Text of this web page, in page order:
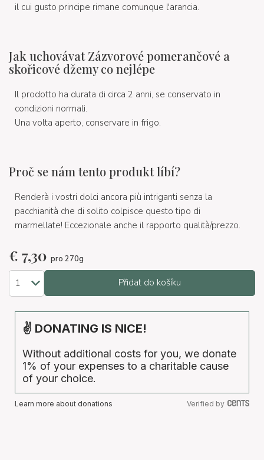
il cui gusto principe rimane comunque l'arancia.
Jak uchovávat Zázvorové pomerančové a
skořicové džemy co nejlépe
Il prodotto ha durata di circa 2 anni, se conservato in
condizioni normali.
Una volta aperto, conservare in frigo.
Proč se nám tento produkt líbí?
Renderà i vostri dolci ancora più intriganti senza la
pacchianità che di solito colpisce questo tipo di
marmellate! Eccezionale anche il rapporto qualità/prezzo.
€ 7,30 pro 270g
Přidat do košíku
✌ DONATING IS NICE!
Without additional costs for you, we donate
1% of your expenses to a charitable cause
of your choice.
Learn more about donations Verified by